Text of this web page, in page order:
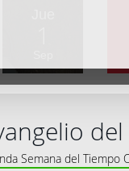
Semana del Tiempo